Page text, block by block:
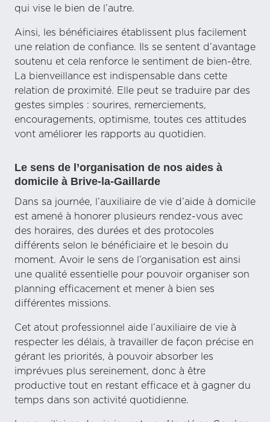
qui vise le bien de l’autre.
Ainsi, les bénéficiaires établissent plus facilement
une relation de confiance. Ils se sentent d’avantage
soutenu et cela renforce le sentiment de bien-être.
La bienveillance est indispensable dans cette
relation de proximité. Elle peut se traduire par des
gestes simples : sourires, remerciements,
encouragements, optimisme, toutes ces attitudes
vont améliorer les rapports au quotidien.
Le sens de l’organisation de nos aides à
domicile à Brive-la-Gaillarde
Dans sa journée, l’auxiliaire de vie d’aide à domicile
est amené à honorer plusieurs rendez-vous avec
des horaires, des durées et des protocoles
différents selon le bénéficiaire et le besoin du
moment. Avoir le sens de l’organisation est ainsi
une qualité essentielle pour pouvoir organiser son
planning efficacement et mener à bien ses
différentes missions.
Cet atout professionnel aide l’auxiliaire de vie à
respecter les délais, à travailler de façon précise en
gérant les priorités, à pouvoir absorber les
imprévues plus sereinement, donc à être
productive tout en restant efficace et à gagner du
temps dans son activité quotidienne.